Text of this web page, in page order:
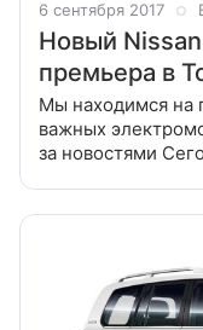
6 сентября 2017
Новый
премьера в
Мы находимся на
важных
за новостями